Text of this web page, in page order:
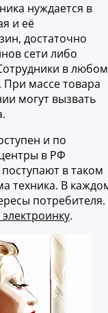
нуждается в
и её
достаточно
сети либо
в любом
При массе товара
могут вызвать
и по
в РФ
в таком
техника. В
потребителя.
.